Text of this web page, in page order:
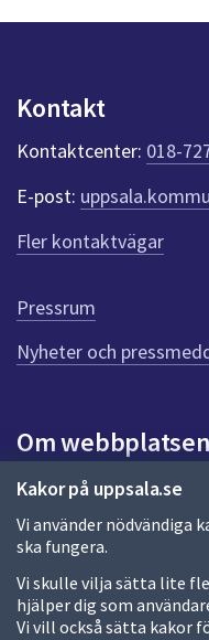
Kakor på uppsala.se
Vi använder nödvändiga
ska fungera.
Vi skulle vilja sätta lite
hjälper dig som
Vi vill också sätta kakor
y
n
t
r
ö
e
n
n
i
d
a
Kontakt
Kontaktcenter: 018-
E-post:
Fler kontaktvägar
Pressrum
Nyheter och
Om webbplatsen
Om webbplatsen
Allmänna handlingar
Behandling av
Kakor